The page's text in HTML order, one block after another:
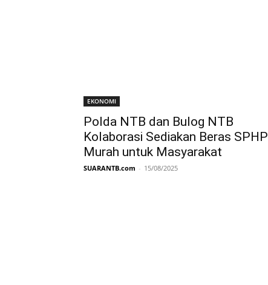
EKONOMI
Polda NTB dan Bulog NTB
Kolaborasi Sediakan Beras SPHP
Murah untuk Masyarakat
SUARANTB.com - 15/08/2025